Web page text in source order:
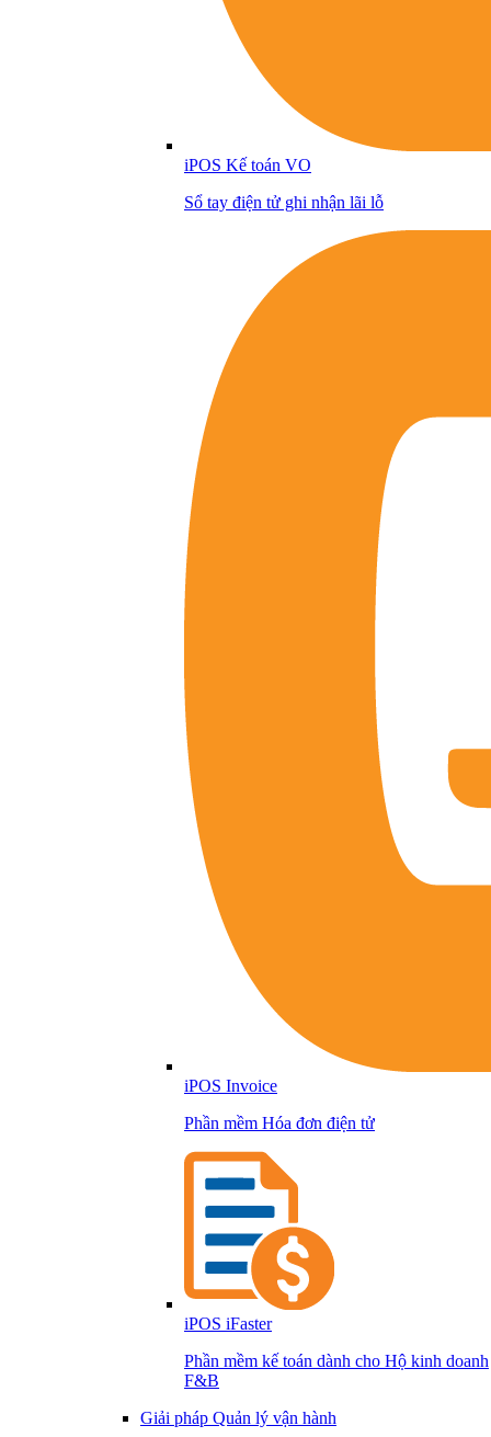
iPOS Kế toán VO
Sổ tay điện tử ghi nhận lãi lỗ
iPOS Invoice
Phần mềm Hóa đơn điện tử
iPOS iFaster
Phần mềm kế toán dành cho Hộ kinh doanh
F&B
Giải pháp Quản lý vận hành